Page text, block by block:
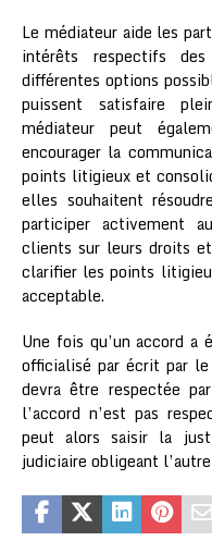
Le médiateur aide les
intérêts respectifs
différentes options
puissent satisfaire
médiateur peut
encourager la
points litigieux et
elles souhaitent
participer activement
clients sur leurs droits
clarifier les points
acceptable.
Une fois qu’un accord
officialisé par écrit par le
devra être respectée
l’accord n’est pas
peut alors saisir la
judiciaire obligeant